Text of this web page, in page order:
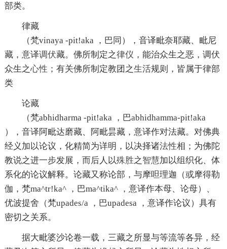
部类。
律藏
（梵vinaya -pit!aka ，巴同），音译毗奈耶藏、毗尼
藏，意译调伏藏。佛所制定之律仪 ，能治众生之恶，调伏
众生之心性 ；有关佛所制定教团之生活规则，皆属于律部
类
论藏
（梵abhidharma -pit!aka ，巴abhidhamma-pit!aka
），音译阿毗达磨藏、阿毗昙藏，意译作对法藏。对佛典
经义加以论议，化精简为详明，以决择诸法性相；为佛陀
教说之进一步发展，而后人以殊胜之智慧加以组织化、体
系化的论议解释。论藏又称论部，与摩呾理迦（或摩得勒
伽，梵ma^tr!ka^ ，巴ma^tika^ ，意译作本母、论母）、
优波提舍（梵upades/a ，巴upadesa ，意译作论议）具有
密切之关系。
据大毗婆沙论卷一载，三藏之所显与等流等各异，经